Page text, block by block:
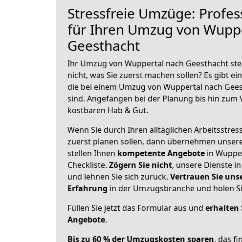
Stressfreie Umzüge:
für Ihren Umzug von
Geesthacht
Ihr Umzug von Wuppertal nach Geesthacht
nicht, was Sie zuerst machen sollen? Es gibt
die bei einem Umzug von Wuppertal nach
sind. Angefangen bei der Planung bis hin zum
kostbaren Hab & Gut.
Wenn Sie durch Ihren alltäglichen
zuerst planen sollen, dann übernehmen
stellen Ihnen kompetente Angebote in
Checkliste. Zögern Sie nicht, unsere Dienste
und lehnen Sie sich zurück. Vertrauen Sie
Erfahrung in der Umzugsbranche und holen
Füllen Sie jetzt das Formular aus und erhalten
Angebote.
Bis zu 60 % der Umzugskosten sparen, das